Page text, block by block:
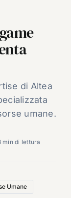
di Altea
umane.
min di lettura
Umane